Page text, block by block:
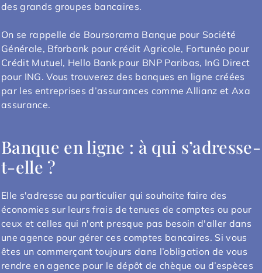
des grands groupes bancaires.
On se rappelle de Boursorama Banque pour Société
Générale, Bforbank pour crédit Agricole, Fortunéo pour
Crédit Mutuel, Hello Bank pour BNP Paribas, InG Direct
pour ING. Vous trouverez des banques en ligne créées
par les entreprises d’assurances comme Allianz et Axa
assurance.
Banque en ligne : à qui s’adresse-
t-elle ?
Elle s'adresse au particulier qui souhaite faire des
économies sur leurs frais de tenues de comptes ou pour
ceux et celles qui n'ont presque pas besoin d'aller dans
une agence pour gérer ces comptes bancaires. Si vous
êtes un commerçant toujours dans l’obligation de vous
rendre en agence pour le dépôt de chèque ou d’espèces